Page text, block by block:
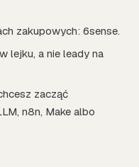
zakupowych: 6sense.
lejku, a nie leady na
zacząć
n8n, Make albo